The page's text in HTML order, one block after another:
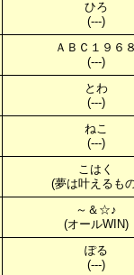
ひろ
(---)
ＡＢＣ１９６
(---)
とわ
(---)
ねこ
(---)
こはく
(夢は叶えるも
～＆☆♪
(オールWIN)
ぽる
(---)